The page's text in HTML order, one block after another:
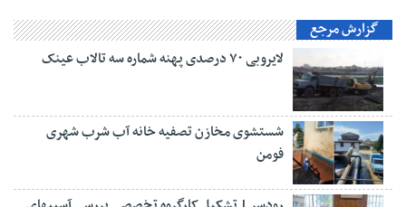
گزارش مرجع
لایروبی ۷۰ درصدی پهنه شماره سه تالاب عینک
شستشوی مخازن تصفیه خانه آب شرب شهری
فومن